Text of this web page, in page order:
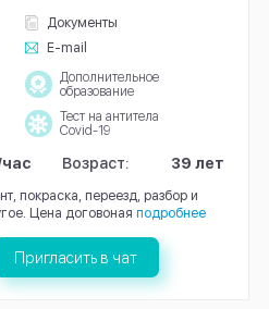
Документы
E-mail
Дополнительное
образование
Тест на антитела
Covid-19
Возраст: 39 лет
покраска, переезд, разбор и
Цена договоная подробнее
Пригласить в чат